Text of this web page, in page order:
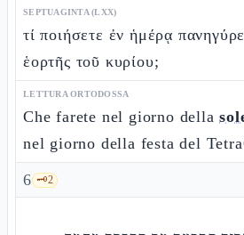
SEPTUAGINTA (LXX)
τί ποιήσετε ἐν ἡμέρᾳ
ἑορτῆς τοῦ κυρίου;
LETTURA ORTODOSSA
Che farete nel giorno della
nel giorno della festa del
6 🗝️2